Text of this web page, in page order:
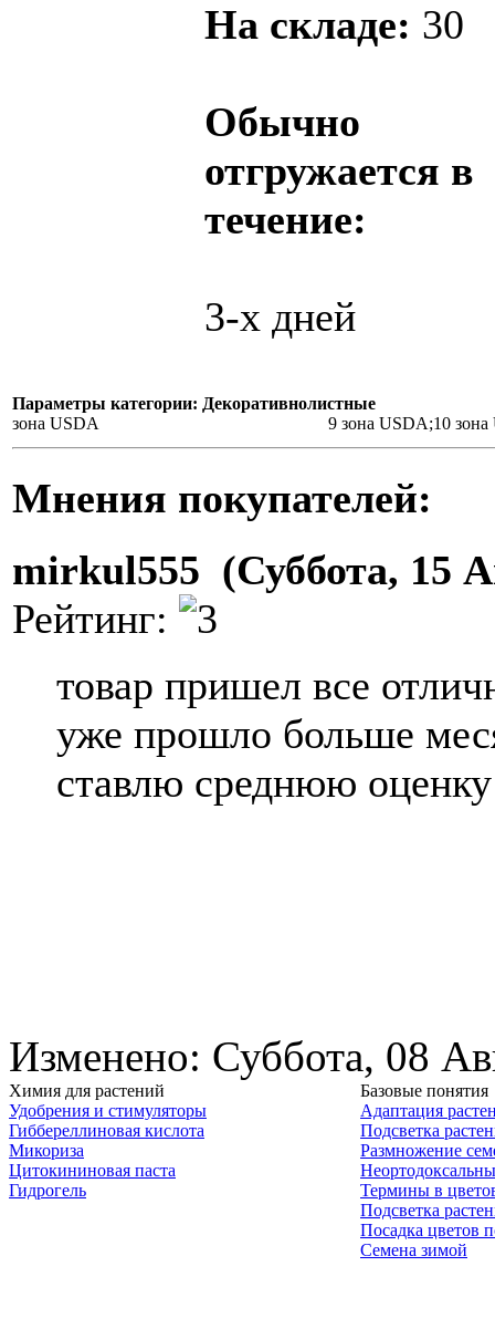
На складе: 30
Обычно
отгружается в
течение:
3-х дней
Параметры категории: Декоративнолистные
зона USDA
9 зона USDA;10
Мнения покупателей:
mirkul555 (Суббота, 15
Рейтинг:
товар пришел все
уже прошло больше
ставлю среднюю
Изменено: Суббота, 08
Химия для растений
Удобрения и стимуляторы
Гиббереллиновая кислота
Микориза
Цитокининовая паста
Гидрогель
Базовые понятия
Адаптация
Подсветка
Размножение
Термины в
Подсветка
Посадка цветов
Семена зимой